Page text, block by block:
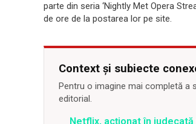
parte din seria ‘Nightly Met Opera
de ore de la postarea lor pe site.
Context și subiecte
Pentru o imagine mai completă a
editorial.
Netflix, acționat în